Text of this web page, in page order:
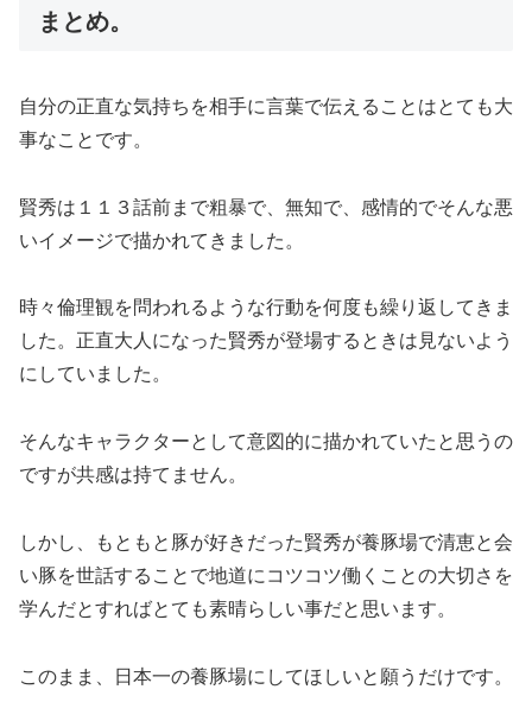
まとめ。
自分の正直な気持ちを相手に言葉で伝えることはとても大
事なことです。
賢秀は１１３話前まで粗暴で、無知で、感情的でそんな悪
いイメージで描かれてきました。
時々倫理観を問われるような行動を何度も繰り返してきま
した。 正直大人になった賢秀が登場するときは見ないよう
にしていました。
そんなキャラクターとして意図的に描かれていたと思うの
ですが共感は持てません。
しかし、もともと豚が好きだった賢秀が養豚場で清恵と会
い豚を世話することで地道にコツコツ働くことの大切さを
学んだとすればとても素晴らしい事だと思います。
このまま、日本一の養豚場にしてほしいと願うだけです。